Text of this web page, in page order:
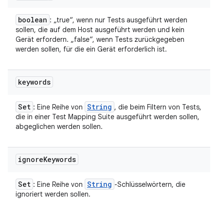
boolean : „true“, wenn nur Tests ausgeführt werden
sollen, die auf dem Host ausgeführt werden und kein
Gerät erfordern. „false“, wenn Tests zurückgegeben
werden sollen, für die ein Gerät erforderlich ist.
keywords
Set : Eine Reihe von String , die beim Filtern von Tests,
die in einer Test Mapping Suite ausgeführt werden sollen,
abgeglichen werden sollen.
ignoreKeywords
Set : Eine Reihe von String -Schlüsselwörtern, die
ignoriert werden sollen.